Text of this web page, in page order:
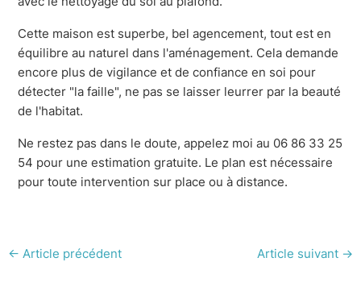
Cette maison est superbe, bel agencement, tout est en
équilibre au naturel dans l'aménagement. Cela demande
encore plus de vigilance et de confiance en soi pour
détecter "la faille", ne pas se laisser leurrer par la beauté
de l'habitat.
Ne restez pas dans le doute, appelez moi au 06 86 33 25
54 pour une estimation gratuite. Le plan est nécessaire
pour toute intervention sur place ou à distance.
← Article précédent Article suivant →